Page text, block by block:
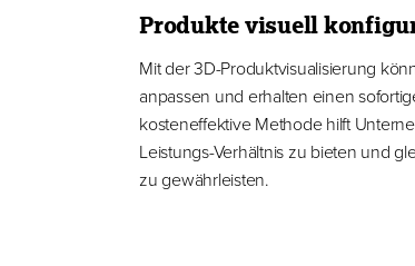
Produkte visuell
Mit der 3D-Produktvisualisierung
anpassen und erhalten einen
kosteneffektive Methode hilft
Leistungs-Verhältnis zu bieten und
zu gewährleisten.